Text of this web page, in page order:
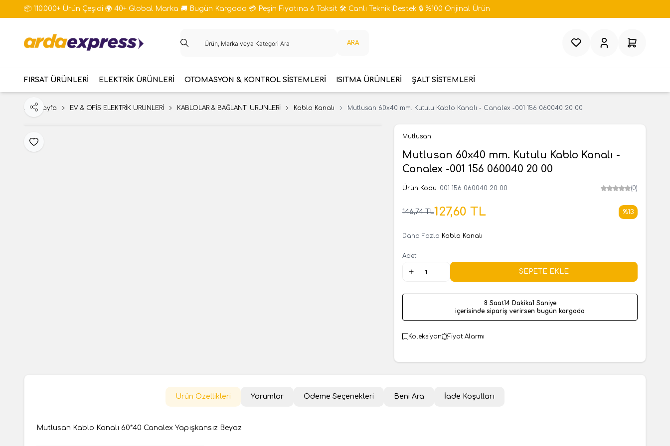
📦 110.000+ Ürün Çeşidi 🌍 40+ Global Marka 🚚 Bugün Kargoda 💳 Peşin Fiyatına 6 Taksit 🛠️ Canlı Teknik Destek 🔒 %100 Orijinal Ürün
ARA FavorilerimHesabım Sepetim
FIRSAT ÜRÜNLERİ ELEKTRİK ÜRÜNLERİ OTOMASYON & KONTROL SİSTEMLERİ ISITMA ÜRÜNLERİ ŞALT SİSTEMLERİ
Ana Sayfa EV & OFİS ELEKTRİK ÜRÜNLERİ KABLOLAR & BAĞLANTI ÜRÜNLERİ Kablo Kanalı Mutlusan 60x40 mm. Kutulu Kablo Kanalı - Canalex -001 156 060040 20 00
Favoriye Ekle
Paylaş
Mutlusan
Mutlusan 60x40 mm. Kutulu Kablo Kanalı -
Canalex -001 156 060040 20 00
Ürün Kodu: 001 156 060040 20 00 (0)
146,74TL127,60 TL %13
Daha Fazla Kablo Kanalı
Adet
SEPETE EKLE
8 Saat14 Dakika0 Saniye
içerisinde sipariş verirsen bugün kargoda
Koleksiyon Fiyat Alarmı
Ürün Özellikleri Yorumlar Ödeme Seçenekleri Beni Ara İade Koşulları
Mutlusan Kablo Kanalı 60*40 Canalex Yapışkansız Beyaz